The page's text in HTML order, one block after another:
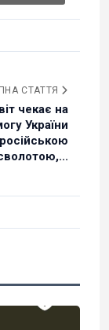
СТАТТЯ
чекає на
України